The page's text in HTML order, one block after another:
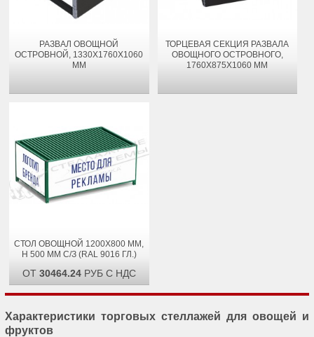
РАЗВАЛ ОВОЩНОЙ
ОСТРОВНОЙ, 1330Х1760Х1060
ММ
ТОРЦЕВАЯ СЕКЦИЯ РАЗВАЛА
ОВОЩНОГО ОСТРОВНОГО,
1760Х875Х1060 ММ
СТОЛ ОВОЩНОЙ 1200Х800 ММ,
H 500 ММ С/З (RAL 9016 ГЛ.)
ОТ 30464.24РУБ С НДС
Характеристики торговых стеллажей для овощей и
фруктов